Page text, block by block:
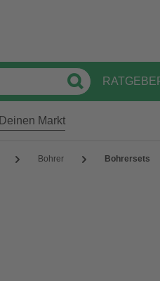
Markt
Bohrer Bohrersets